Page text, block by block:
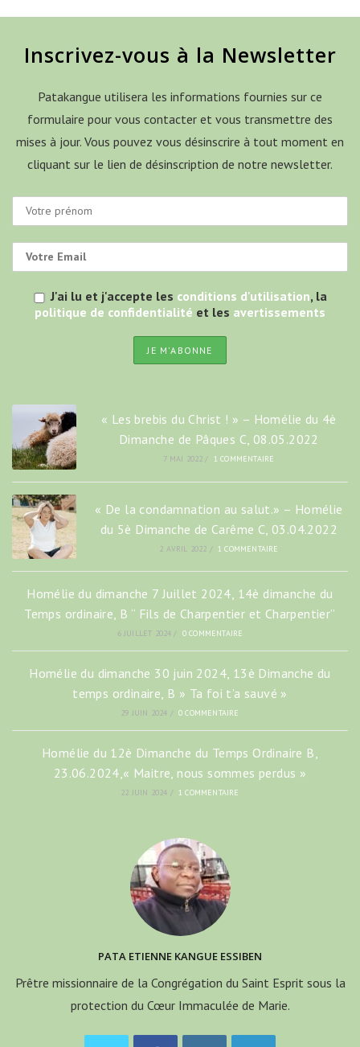
Inscrivez-vous à la Newsletter
Patakangue utilisera les informations fournies sur ce
formulaire pour vous contacter et vous transmettre des
mises à jour. Vous pouvez vous désinscrire à tout moment en
cliquant sur le lien de désinscription de notre newsletter.
J'ai lu et j'accepte les conditions d'utilisation, la
politique de confidentialité et les avertissements
« Les brebis du Christ ! » – Homélie du 4è
Dimanche de Pâques C, 08.05.2022
7 MAI 2022 / 1 COMMENTAIRE
« De la condamnation au salut.» – Homélie
du 5è Dimanche de Carême C, 03.04.2022
2 AVRIL 2022 / 1 COMMENTAIRE
Homélie du dimanche 7 Juillet 2024, 14è dimanche du
Temps ordinaire, B “ Fils de Charpentier et Charpentier”
6 JUILLET 2024 / 0 COMMENTAIRE
Homélie du dimanche 30 juin 2024, 13è Dimanche du
temps ordinaire, B » Ta foi t’a sauvé »
29 JUIN 2024 / 0 COMMENTAIRE
Homélie du 12è Dimanche du Temps Ordinaire B,
23.06.2024,« Maitre, nous sommes perdus »
22 JUIN 2024 / 1 COMMENTAIRE
PATA ETIENNE KANGUE ESSIBEN
Prêtre missionnaire de la Congrégation du Saint Esprit sous la
protection du Cœur Immaculée de Marie.